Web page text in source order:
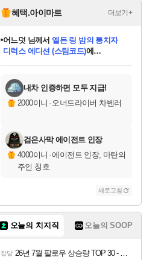
혜택.아이마트 더보기+
당첨되셨습니다.
당첨되셨습니다.
어느덧 님께서엘든 링 밤의 통치자
디럭스 에디션 (스팀코드)에
당첨되셨습니다.
에디션 (스팀코드)를 교환.
당첨되셨습니다.
당첨되셨습니다.
당첨되셨습니다.
당첨되셨습니다.
내차 인증하면 모두 지급!
2000이니 · 오너드라이버 차벤러
검은사막 에이전트 인장
4000이니 ·에이전트 인장, 마탄의
주인 칭호
새로고침
오늘의 치지직 오늘의 SOOP
잡담 26년 7월 팔로우 상승량 TOP 30 - 월간 치지직